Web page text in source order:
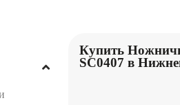
Купить
SC0407 в